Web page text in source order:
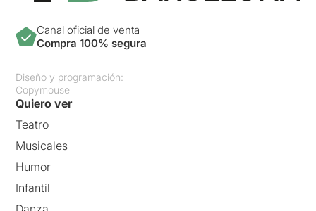
Canal oficial de venta
Compra 100% segura
Diseño y programación:
Copymouse
Quiero ver
Teatro
Musicales
Humor
Infantil